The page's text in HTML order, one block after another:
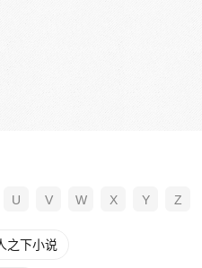
U V W X Y Z
之下小说